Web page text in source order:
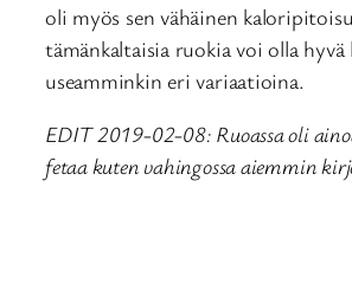
oli myös sen vähäinen
tämänkaltaisia ruokia voi olla hyvä
useamminkin eri variaatioina.
EDIT 2019-02-08: Ruoassa oli
fetaa kuten vahingossa aiemmin